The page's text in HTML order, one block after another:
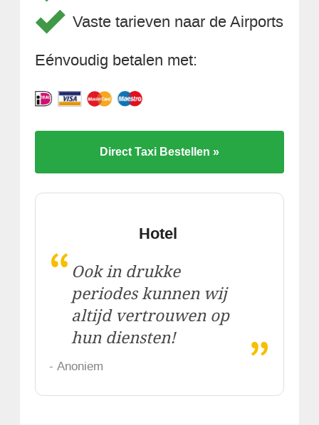
Vaste tarieven naar de Airports
Eénvoudig betalen met:
Direct Taxi Bestellen »
Hotel
“ Ook in drukke
periodes kunnen wij
altijd vertrouwen op
hun diensten!
„
- Anoniem